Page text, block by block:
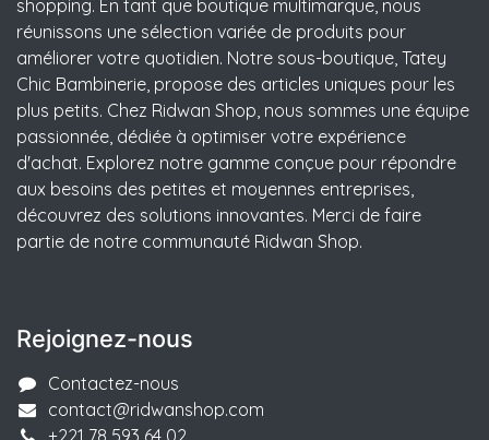
shopping. En tant que boutique multimarque, nous
réunissons une sélection variée de produits pour
améliorer votre quotidien. Notre sous-boutique, Tatey
Chic Bambinerie, propose des articles uniques pour les
plus petits. Chez Ridwan Shop, nous sommes une équipe
passionnée, dédiée à optimiser votre expérience
d'achat. Explorez notre gamme conçue pour répondre
aux besoins des petites et moyennes entreprises,
découvrez des solutions innovantes. Merci de faire
partie de notre communauté Ridwan Shop.
Rejoignez-nous
Contactez-nous
contact@ridwanshop.com
+221 78 593 64 02